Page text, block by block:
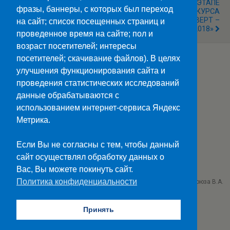
ГОРОДСКОМ ЭТАПЕ
ФЕСТИВАЛЯ - КОНКУРСА
«СОЛДАТСКИЙ КОНВЕРТ –
2018»
Наверх
Мобильн.
Министерство науки и высшего образования>>
Госуслуги>>
ГБПОУ "Ставропольский колледж связи им. Героя Советского Союза В.А.
фразы, баннеры, с которых был переход
на сайт; список посещенных страниц и
проведенное время на сайте; пол и
возраст посетителей; интересы
посетителей; скачивание файлов). В целях
улучшения функционирования сайта и
проведения статистических исследований
данные обрабатываются с
использованием интернет-сервиса Яндекс
Метрика.
Если Вы не согласны с тем, чтобы данный
сайт осуществлял обработку данных о
Вас, Вы можете покинуть сайт.
Политика конфиденциальности
Принять